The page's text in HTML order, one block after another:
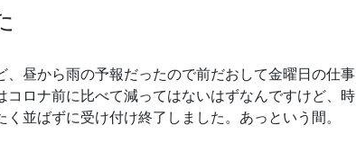
昼から雨の予報だったので前だおして金曜日の仕事
ロナ前に比べて減ってはないはずなんですけど、時
並ばずに受け付け終了しました。あっという間。